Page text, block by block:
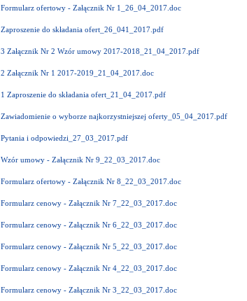
Formularz ofertowy - Załącznik Nr 1_26_04_2017.doc
Zaproszenie do składania ofert_26_041_2017.pdf
3 Załącznik Nr 2 Wzór umowy 2017-2018_21_04_2017.pdf
2 Załącznik Nr 1 2017-2019_21_04_2017.doc
1 Zaproszenie do składania ofert_21_04_2017.pdf
Zawiadomienie o wyborze najkorzystniejszej oferty_05_04_2017.pdf
Pytania i odpowiedzi_27_03_2017.pdf
Wzór umowy - Załącznik Nr 9_22_03_2017.doc
Formularz ofertowy - Załącznik Nr 8_22_03_2017.doc
Formularz cenowy - Załącznik Nr 7_22_03_2017.doc
Formularz cenowy - Załącznik Nr 6_22_03_2017.doc
Formularz cenowy - Załącznik Nr 5_22_03_2017.doc
Formularz cenowy - Załącznik Nr 4_22_03_2017.doc
Formularz cenowy - Załącznik Nr 3_22_03_2017.doc